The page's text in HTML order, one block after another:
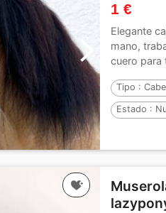
1 €
Elegante
mano,
cuero para
Tipo :
Estado :